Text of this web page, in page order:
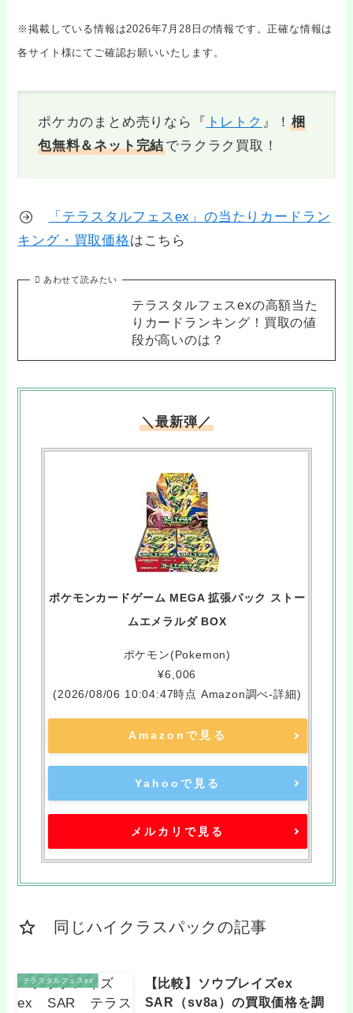
※掲載している情報は2026年7月28日の情報です。正確な情報は
各サイト様にてご確認お願いいたします。
ポケカのまとめ売りなら『 トレトク 』！梱
包無料＆ネット完結でラクラク買取！
「テラスタルフェスex」の当たりカードラン
キング・買取価格はこちら
あわせて読みたい
テラスタルフェスexの高額当た
りカードランキング！買取の値
段が高いのは？
＼最新弾／
ポケモンカードゲーム MEGA 拡張パック ストー
ムエメラルダ BOX
ポケモン(Pokemon)
¥6,006
(2026/08/06 10:04:47時点 Amazon調べ-詳細)
Amazonで見る
Yahooで見る
メルカリで見る
同じハイクラスパックの記事
テラスタルフェスex
【比較】ソウブレイズex
SAR（sv8a）の買取価格を調